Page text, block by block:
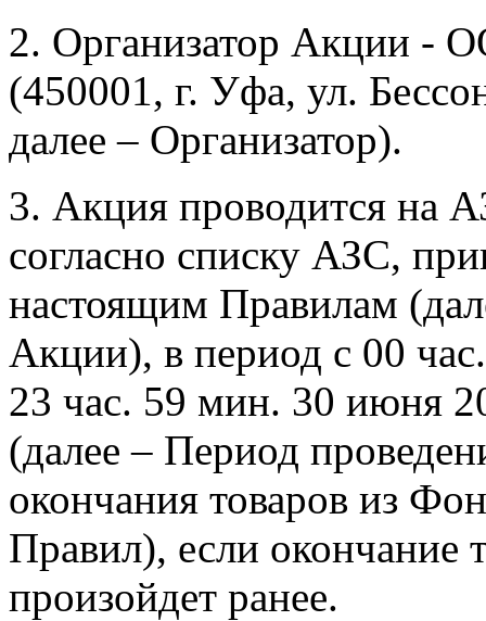
2. Организатор Акции -
(450001, г. Уфа, ул.
далее – Организатор).
3. Акция проводится на
согласно списку АЗС,
настоящим Правилам
Акции), в период с 00
23 час. 59 мин. 30 июня
(далее – Период
окончания товаров из
Правил), если окончание
произойдет ранее.